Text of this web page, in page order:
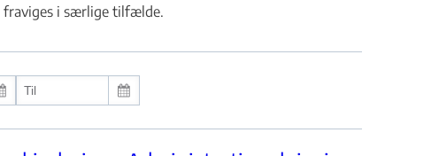
fraviges i særlige tilfælde.